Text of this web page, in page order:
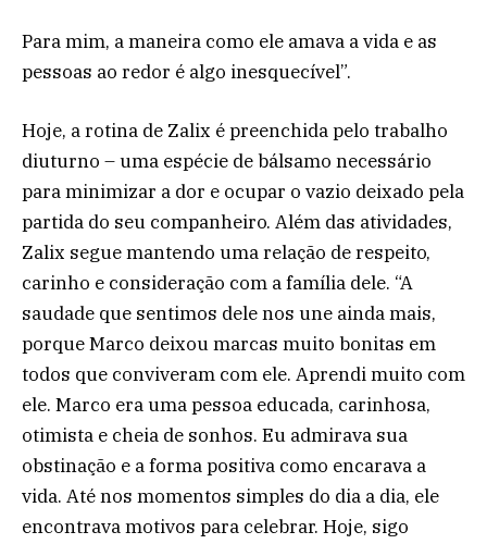
Para mim, a maneira como ele amava a vida e as
pessoas ao redor é algo inesquecível”.
Hoje, a rotina de Zalix é preenchida pelo trabalho
diuturno – uma espécie de bálsamo necessário
para minimizar a dor e ocupar o vazio deixado pela
partida do seu companheiro. Além das atividades,
Zalix segue mantendo uma relação de respeito,
carinho e consideração com a família dele. “A
saudade que sentimos dele nos une ainda mais,
porque Marco deixou marcas muito bonitas em
todos que conviveram com ele. Aprendi muito com
ele. Marco era uma pessoa educada, carinhosa,
otimista e cheia de sonhos. Eu admirava sua
obstinação e a forma positiva como encarava a
vida. Até nos momentos simples do dia a dia, ele
encontrava motivos para celebrar. Hoje, sigo